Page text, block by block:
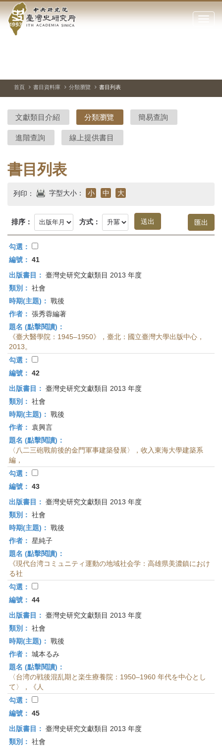
到中
央
院-
臺
灣
史
研
究
首
頁
點
閉
站
停、
圖
圖
結
首頁 書目資料庫 分類瀏覽 書目列表
文獻類目介紹 分類瀏覽 簡易查詢
進階查詢 線上提供書目
書目列表
列印： 字型大小： 小 中 大
排序： 方式：
勾選：
編號： 41
出版書目： 臺灣史研究文獻類目 2013 年度
類別： 社會
時期(主題)： 戰後
作者： 張秀蓉編著
題名 (點擊閱讀)：
《臺大醫學院：1945–1950》，臺北：國立臺灣大學出版中心，
2013。
勾選：
編號： 42
出版書目： 臺灣史研究文獻類目 2013 年度
類別： 社會
時期(主題)： 戰後
作者：
袁興言
題名 (點擊閱讀)：
〈八二三砲戰前後的金門軍事建築發展〉，收入東海大學建築系
編，
勾選：
編號： 43
出版書目： 臺灣史研究文獻類目 2013 年度
類別： 社會
時期(主題)： 戰後
作者： 星純子
題名 (點擊閱讀)：
《現代台湾コミュニティ運動の地域社会学：高雄県美濃鎮におけ
る社
勾選：
編號： 44
出版書目： 臺灣史研究文獻類目 2013 年度
類別： 社會
時期(主題)： 戰後
作者： 城本るみ
題名 (點擊閱讀)：
〈台湾の戦後混乱期と楽生療養院：1950–1960 年代を中心とし
て〉，《人
勾選：
編號： 45
出版書目： 臺灣史研究文獻類目 2013 年度
類別： 社會